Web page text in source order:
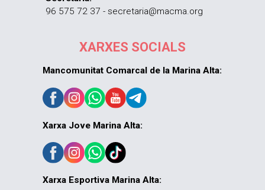
96 575 72 37 - secretaria@macma.org
XARXES SOCIALS
Mancomunitat Comarcal de la Marina Alta:
Xarxa Jove Marina Alta:
Xarxa Esportiva Marina Alta: